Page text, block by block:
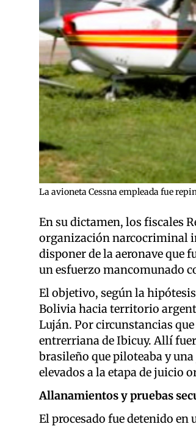
La avioneta Cessna empleada fue
En su dictamen, los fiscales
organización narcocriminal
disponer de la aeronave que
un esfuerzo mancomunado
El objetivo, según la
Bolivia hacia territorio
Luján. Por circunstancias
entrerriana de Ibicuy. Allí
brasileño que piloteaba y
elevados a la etapa de juicio
Allanamientos y pruebas
El procesado fue detenido en